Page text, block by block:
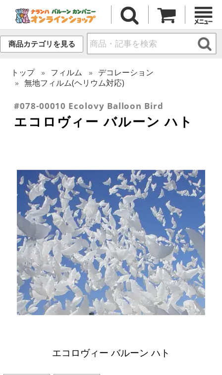
商品カテゴリを見る
トップ フィルム
デコレーション
無地フィルム(ヘリウム対応)
#078-00010 Ecolovy Balloon Bird
エコロヴィー バルーン ハト
エコロヴィー バルーン ハト